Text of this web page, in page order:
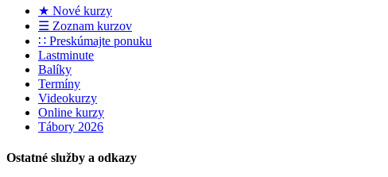
★ Nové kurzy
☰ Zoznam kurzov
∷ Preskúmajte ponuku
Lastminute
Balíky
Termíny
Videokurzy
Online kurzy
Tábory 2026
Ostatné služby a odkazy